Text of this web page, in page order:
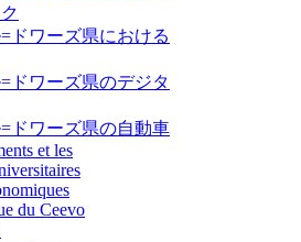
ドワーズ県における
ドワーズ県のデジタ
ドワーズ県の自動車
et les
du Ceevo